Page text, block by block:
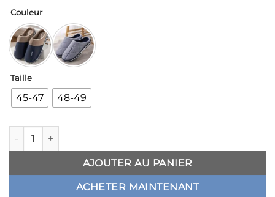
Couleur
Taille
45-47 48-49
quantité de Pantoufle Homme Moumoute pour Pied Large
AJOUTER AU PANIER
ACHETER MAINTENANT